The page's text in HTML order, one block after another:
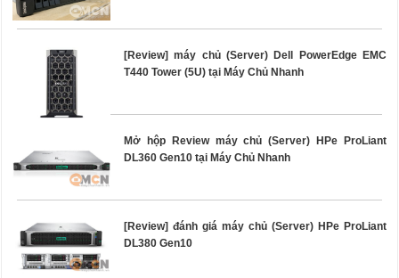
[Review] máy chủ (Server) Dell PowerEdge EMC
T440 Tower (5U) tại Máy Chủ Nhanh
Mở hộp Review máy chủ (Server) HPe ProLiant
DL360 Gen10 tại Máy Chủ Nhanh
[Review] đánh giá máy chủ (Server) HPe ProLiant
DL380 Gen10